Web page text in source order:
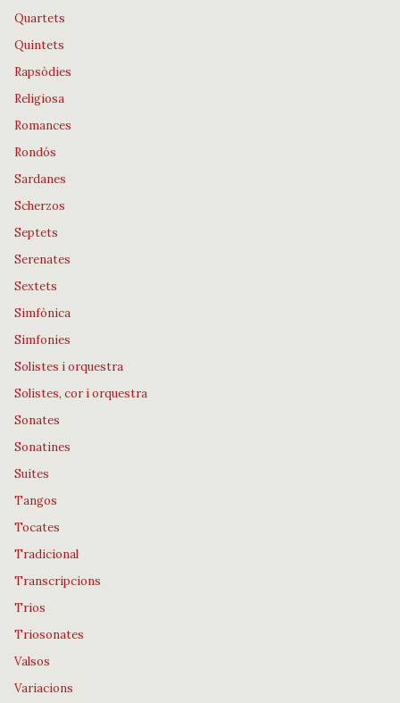
Quartets
Quintets
Rapsòdies
Religiosa
Romances
Rondós
Sardanes
Scherzos
Septets
Serenates
Sextets
Simfònica
Simfonies
Solistes i orquestra
Solistes, cor i orquestra
Sonates
Sonatines
Suites
Tangos
Tocates
Tradicional
Transcripcions
Trios
Triosonates
Valsos
Variacions